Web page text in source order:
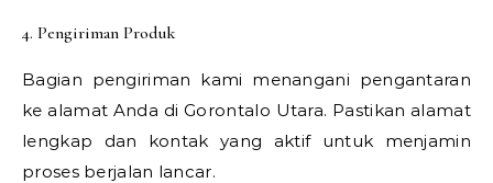
4. Pengiriman Produk
Bagian pengiriman kami menangani pengantaran
ke alamat Anda di Gorontalo Utara. Pastikan alamat
lengkap dan kontak yang aktif untuk menjamin
proses berjalan lancar.